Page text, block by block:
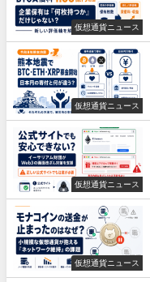
仮想通貨ニュース
仮想通貨ニュース
仮想通貨ニュース
仮想通貨ニュース